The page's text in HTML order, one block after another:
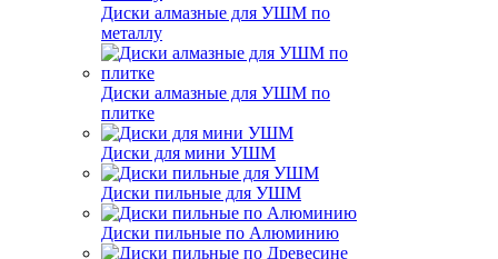
Диски алмазные для УШМ по
металлу
Диски алмазные для УШМ по
плитке
Диски для мини УШМ
Диски пильные для УШМ
Диски пильные по Алюминию